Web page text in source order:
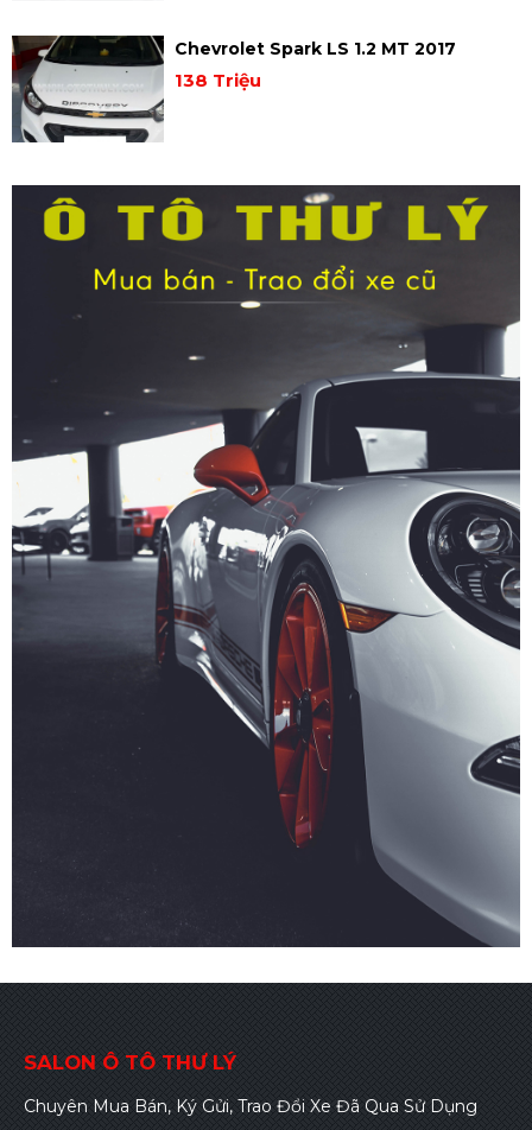
Chevrolet Spark LS 1.2 MT 2017
138 Triệu
SALON Ô TÔ THƯ LÝ
Chuyên Mua Bán, Ký Gửi, Trao Đổi Xe Đã Qua Sử Dụng